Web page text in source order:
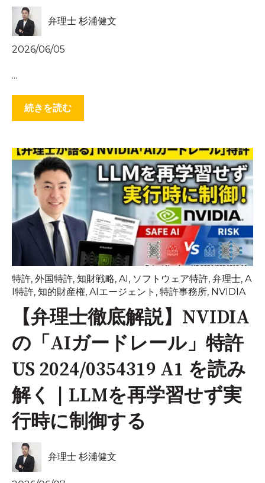
弁理士 杉浦健文
2026/06/05
...
続きを読む
特許, 外国特許, 知財戦略, AI , ソフトウェア特許, 弁理士, A
I特許, 知的財産権, AIエージェント , 特許事務所, NVIDIA
【弁理士徹底解説】NVIDIA
の「AIガードレール」特許
US 2024/0354319 A1 を読み
解く｜LLMを再学習せず実
行時に制御する
弁理士 杉浦健文